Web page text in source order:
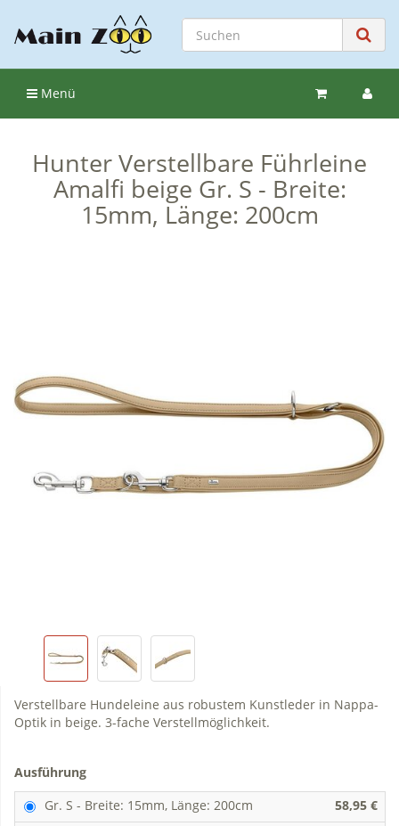
Menü
Hunter Verstellbare Führleine
Amalfi beige Gr. S - Breite:
15mm, Länge: 200cm
Verstellbare Hundeleine aus robustem Kunstleder in Nappa-
Optik in beige. 3-fache Verstellmöglichkeit.
Ausführung
Gr. S - Breite: 15mm, Länge: 200cm
58,95 €